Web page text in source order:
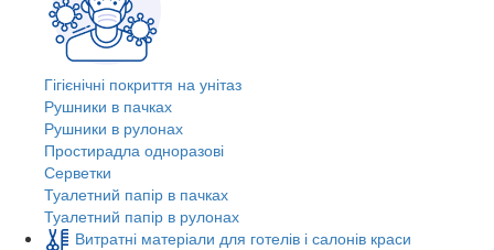
Гігієнічні покриття на унітаз
Рушники в пачках
Рушники в рулонах
Простирадла одноразові
Серветки
Туалетний папір в пачках
Туалетний папір в рулонах
Витратні матеріали для готелів і салонів краси